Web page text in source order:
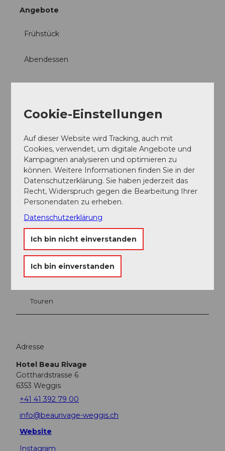
Angebote
Frühstück
Abendessen
Mittagessen
Feste/Hochzeiten
Social Media
Instagram
Veranstaltung
Touren
Adresse
Hotel Beau Rivage
Gotthardstrasse 6
6353 Weggis
+41 41 392 79 00
info@beaurivage-weggis.ch
Website
Instagram
Cookie-Einstellungen
Auf dieser Website wird Tracking, auch mit
Cookies, verwendet, um digitale Angebote und
Kampagnen analysieren und optimieren zu
können. Weitere Informationen finden Sie in der
Datenschutzerklärung. Sie haben jederzeit das
Recht, Widerspruch gegen die Bearbeitung Ihrer
Personendaten zu erheben.
Datenschutzerklärung
Ich bin nicht einverstanden
Ich bin einverstanden